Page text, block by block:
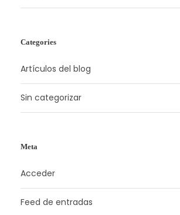
Categories
Artículos del blog
Sin categorizar
Meta
Acceder
Feed de entradas